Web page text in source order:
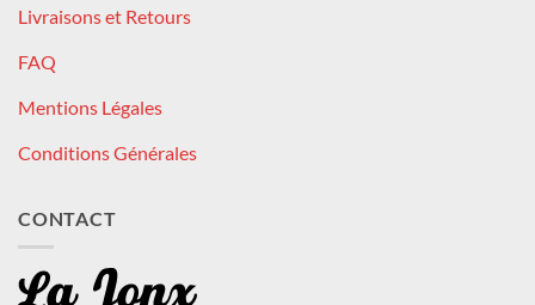
Livraisons et Retours
FAQ
Mentions Légales
Conditions Générales
CONTACT